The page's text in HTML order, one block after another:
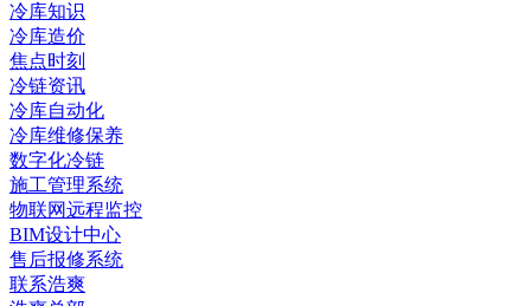
冷库知识
冷库造价
焦点时刻
冷链资讯
冷库自动化
冷库维修保养
数字化冷链
施工管理系统
物联网远程监控
BIM设计中心
售后报修系统
联系浩爽